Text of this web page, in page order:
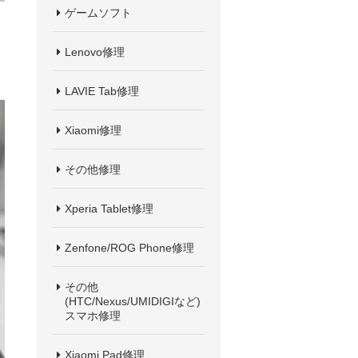
ゲームソフト
Lenovo修理
LAVIE Tab修理
Xiaomi修理
その他修理
Xperia Tablet修理
Zenfone/ROG Phone修理
その他
(HTC/Nexus/UMIDIGIなど)
スマホ修理
Xiaomi Pad修理